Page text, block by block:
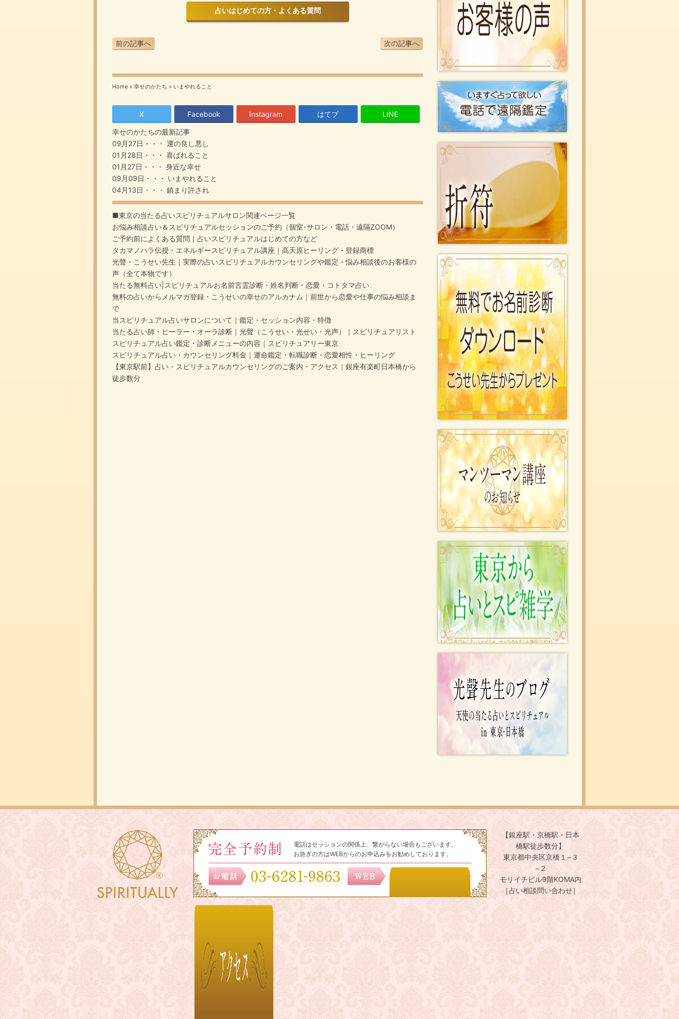
占いはじめての方・よくある質問
次の記事へ
前の記事へ
Home » 幸せのかたち » いまやれること
X Facebook Instagram はてブ LINE
幸せのかたちの最新記事
09月27日・・・ 運の良し悪し
01月28日・・・ 喜ばれること
01月27日・・・ 身近な幸せ
09月09日・・・ いまやれること
04月13日・・・ 鎮まり許され
■東京の当たる占いスピリチュアルサロン関連ページ一覧
お悩み相談占い＆スピリチュアルセッションのご予約（個室･サロン・電話・遠隔ZOOM）
ご予約前によくある質問｜占いスピリチュアルはじめての方など
タカマノハラ伝授・エネルギースピリチュアル講座｜高天原ヒーリング・登録商標
光聲・こうせい先生｜実際の占いスピリチュアルカウンセリングや鑑定・悩み相談後のお客様の
声（全て本物です）
当たる無料占い|スピリチュアルお名前言霊診断・姓名判断・恋愛・コトタマ占い
無料の占いからメルマガ登録・こうせいの幸せのアルカナム｜前世から恋愛や仕事の悩み相談ま
で
当スピリチュアル占いサロンについて｜鑑定・セッション内容・特徴
当たる占い師・ヒーラー・オーラ診断｜光聲（こうせい・光せい・光声）｜スピリチュアリスト
スピリチュアル占い鑑定・診断メニューの内容｜スピリチュアリー東京
スピリチュアル占い・カウンセリング料金｜運命鑑定・転職診断・恋愛相性・ヒーリング
【東京駅前】占い・スピリチュアルカウンセリングのご案内・アクセス｜銀座有楽町日本橋から
徒歩数分
電話はセッションの関係上、繋がらない場合もございます。
お急ぎの方はWEBからのお申込みをお勧めしております。
【銀座駅・京橋駅・日本
橋駅徒歩数分】
東京都中央区京橋１−３
−２
モリイチビル9階KOMA内
［占い相談問い合わせ］